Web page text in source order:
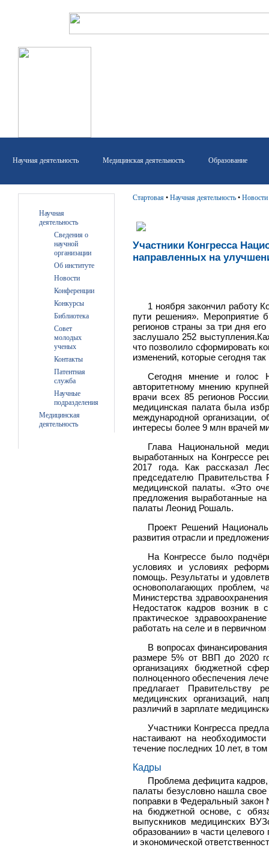
Научная деятельность Медицинская деятельность Образование
Научная
деятельность
Сведения о
научной
организации
Об институте
Новости
Конференции
Конкурсы
Библиотека
Совет
молодых
ученых
Контакты
Патентная
служба
Научные
подразделения
Медицинская
деятельность
Стартовая • Научная деятельность • Новости
Участники Конгресса
направленных на
1 ноября закончил работу
пути решения». Мероприятие
регионов страны за три дня
заслушало 252
что позволило сформировать
изменений, которые сегодня
Сегодня мнение и голос
авторитетному мнению
врачи всех 85 регионов
медицинская палата была
международной организации,
интересы более 9 млн врачей
Глава Национальной
выработанных на Конгрессе
2017 года. Как рассказал
председателю
медицинской палаты. «Это
предложения выработанные
палаты Леонид Рошаль.
Проект Решений
развития отрасли и
На Конгрессе было
условиях и условиях
помощь. Результаты и
основополагающих проблем,
Министерства
Недостаток кадров возник в
практическое
работать на селе и в первичном
В вопросах
размере 5% от ВВП до 2020
организациях бюджетной
полноценного обеспечения
предлагает Правительству
медицинских организаций,
различий в зарплате
Участники Конгресса
настаивают на
течение последних 10 лет, в
Кадры
Проблема дефицита
палаты безусловно нашла
поправки в Федеральный
на бюджетной основе, с
выпускников медицинских
образовании» в части
и экономической